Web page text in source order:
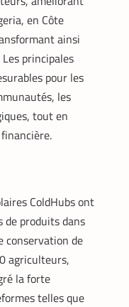
en Côte
ainsi
principales
pour les
les
tout en
ColdHubs ont
de produits dans
conservation de
agriculteurs,
la forte
telles que